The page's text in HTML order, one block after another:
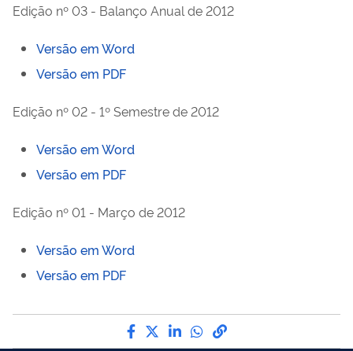
Edição nº 03 - Balanço Anual de 2012
Versão em Word
Versão em PDF
Edição nº 02 - 1º Semestre de 2012
Versão em Word
Versão em PDF
Edição nº 01 - Março de 2012
Versão em Word
Versão em PDF
Compartilhe por Facebook
Compartilhe por Twitter
Compartilhe por
Compartilhe por
link para Copiar